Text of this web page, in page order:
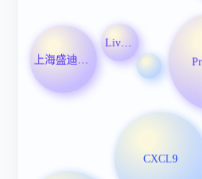
CXCL9